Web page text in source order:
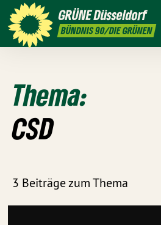
GRÜNEDüsseldorf
BÜNDNIS 90/DIE GRÜNEN
GRÜNFUNK Presse
Stadtbezirke
Thema:
CSD
3 Beiträge zum Thema